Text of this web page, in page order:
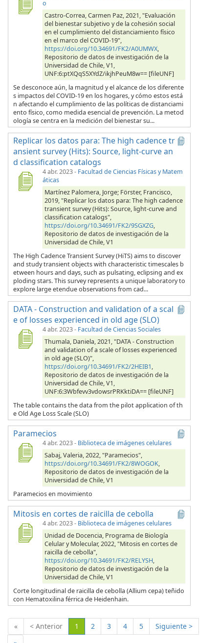
o
Castro-Correa, Carmen Paz, 2021, "Evaluación
del bienestar subjetivo y de la cohesión social
en el cumplimiento del distanciamiento físico
en el marco del COVID-19",
https://doi.org/10.34691/FK2/A0UMWX,
Repositorio de datos de investigación de la
Universidad de Chile, V1,
UNF:6:ptXQqS5XYdZ/ikjhPeuM8w== [fileUNF]
Se desconoce aún, la magnitud y el alcance de los diferente
s impactos del COVID-19 en los hogares, y cómo estos está
n afectando el cumplimiento de las políticas de distanciami
ento físico, como medida esencial de prevención. La metod
ología se centra en la medición del bienestar su...
Replicar los datos para: The high cadence tr
ansient survey (Hits): Source, light-curve an
d classification catalogs
4 abr. 2023- Facultad de Ciencias Físicas y Matem
áticas
Martínez Palomera, Jorge; Förster, Francisco,
2019, "Replicar los datos para: The high cadence
transient survey (Hits): Source, light-curve and
classification catalogs",
https://doi.org/10.34691/FK2/9SGXZG,
Repositorio de datos de investigación de la
Universidad de Chile, V1
The High Cadence Transient Survey (HiTS) aims to discover
and study transient objects with characteristic timescales b
etween hours and days, such as pulsating, eclipsing and ex
ploding stars. This survey represents a unique laboratory to
explore large etendue observations from cad...
DATA - Construction and validation of a scal
e of losses experienced in old age (SLO)
4 abr. 2023- Facultad de Ciencias Sociales
Thumala, Daniela, 2021, "DATA - Construction
and validation of a scale of losses experienced
in old age (SLO)",
https://doi.org/10.34691/FK2/2HEIB1,
Repositorio de datos de investigación de la
Universidad de Chile, V1,
UNF:6:3Wbfevv3vdowsrPRKktiDA== [fileUNF]
The table contains the data from the pilot application of th
e Old Age Loss Scale (SLO)
Paramecios
4 abr. 2023- Biblioteca de imágenes celulares
Sabaj, Valeria, 2022, "Paramecios",
https://doi.org/10.34691/FK2/8WOGOK,
Repositorio de datos de investigación de la
Universidad de Chile, V1
Paramecios en movimiento
Mitosis en cortes de raicilla de cebolla
4 abr. 2023- Biblioteca de imágenes celulares
Unidad de Docencia, Programa de Biología
Celular y Molecular, 2022, "Mitosis en cortes de
raicilla de cebolla",
https://doi.org/10.34691/FK2/RELYSH,
Repositorio de datos de investigación de la
Universidad de Chile, V1
Corte longitudinal de raicilla de cebolla (Allium cepa) teñido
con Hematoxilina férrica de Heidenhain.
« < Anterior 1 (Actual)
2 3 4 5
Siguiente >